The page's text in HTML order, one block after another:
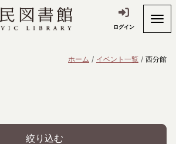
ログイン
ホーム イベント一覧 西分館
絞り込む